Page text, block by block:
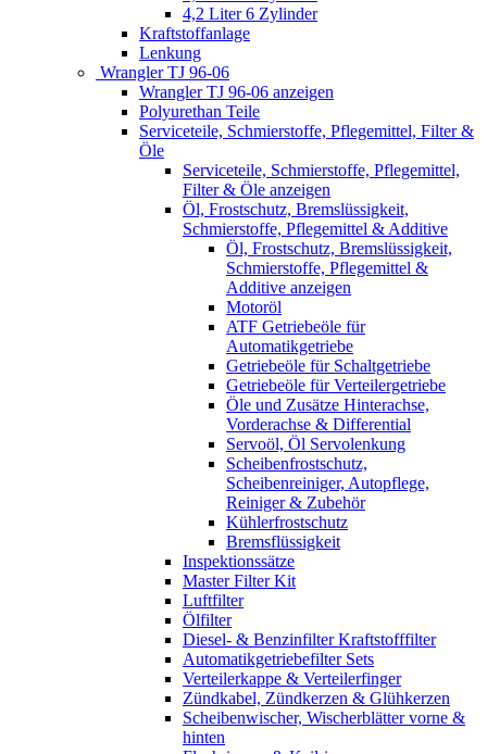
4,2 Liter 6 Zylinder
Kraftstoffanlage
Lenkung
Wrangler TJ 96-06
Wrangler TJ 96-06 anzeigen
Polyurethan Teile
Serviceteile, Schmierstoffe, Pflegemittel, Filter &
Öle
Serviceteile, Schmierstoffe, Pflegemittel,
Filter & Öle anzeigen
Öl, Frostschutz, Bremslüssigkeit,
Schmierstoffe, Pflegemittel & Additive
Öl, Frostschutz, Bremslüssigkeit,
Schmierstoffe, Pflegemittel &
Additive anzeigen
Motoröl
ATF Getriebeöle für
Automatikgetriebe
Getriebeöle für Schaltgetriebe
Getriebeöle für Verteilergetriebe
Öle und Zusätze Hinterachse,
Vorderachse & Differential
Servoöl, Öl Servolenkung
Scheibenfrostschutz,
Scheibenreiniger, Autopflege,
Reiniger & Zubehör
Kühlerfrostschutz
Bremsflüssigkeit
Inspektionssätze
Master Filter Kit
Luftfilter
Ölfilter
Diesel- & Benzinfilter Kraftstofffilter
Automatikgetriebefilter Sets
Verteilerkappe & Verteilerfinger
Zündkabel, Zündkerzen & Glühkerzen
Scheibenwischer, Wischerblätter vorne &
hinten